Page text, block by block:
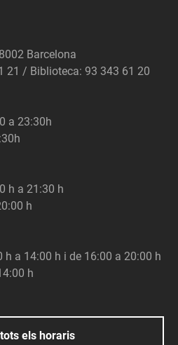
Barcelona
21 / Biblioteca: 93 343 61 20
a 23:30h
h a 21:30 h
h
h a 14:00 h i de 16:00 a 20:00 h
h
els horaris